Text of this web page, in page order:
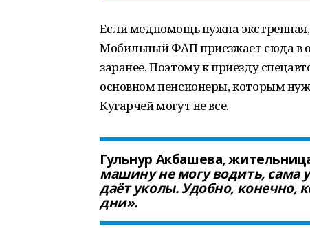
Если медпомощь нужна
Мобильный ФАП приезжает сюда в
заранее. Поэтому к приезду
основном пенсионеры, которым
Кугарчей могут не все.
Гульнур Акбашева,
машину не могу водить, сама
даёт уколы. Удобно, конечно,
дни».